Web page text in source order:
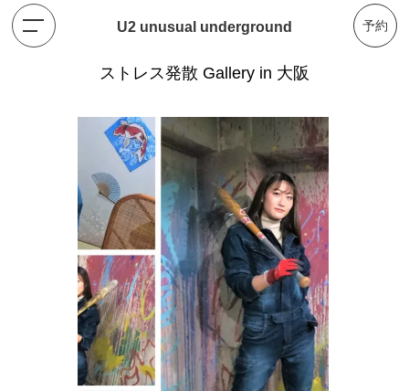
ストレス発散 Gallery in 大阪
U2 unusual underground 予約